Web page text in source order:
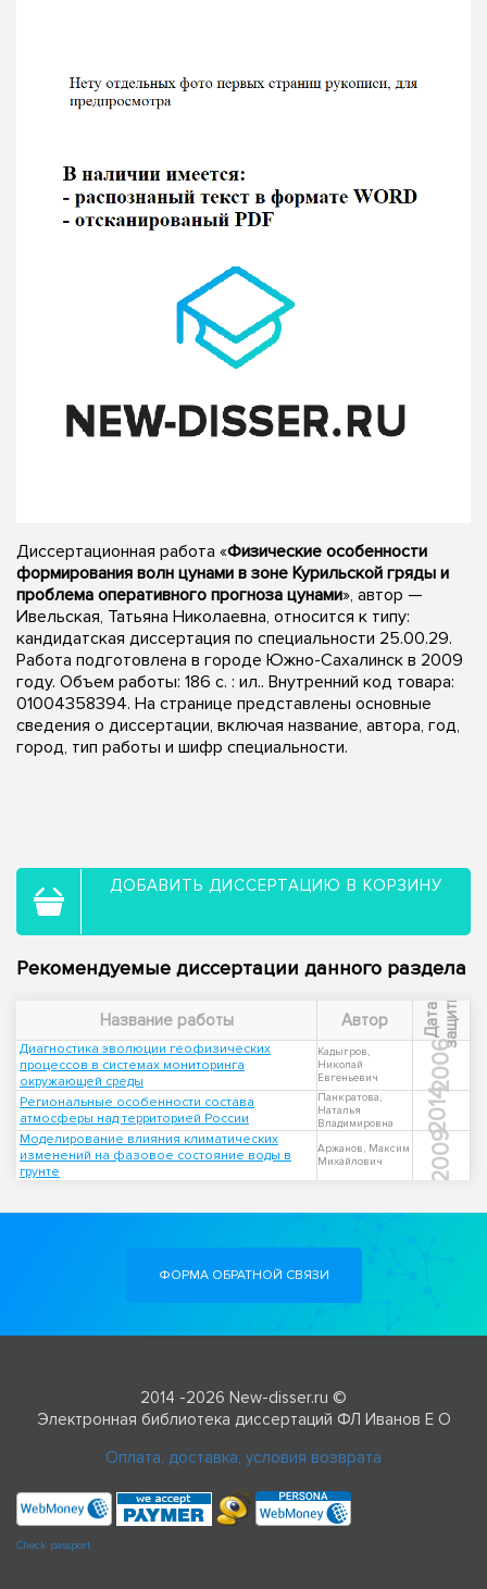
Диссертационная работа «Физические особенности
формирования волн цунами в зоне Курильской гряды и
проблема оперативного прогноза цунами», автор —
Ивельская, Татьяна Николаевна, относится к типу:
кандидатская диссертация по специальности 25.00.29.
Работа подготовлена в городе Южно-Сахалинск в 2009
году. Объем работы: 186 с. : ил.. Внутренний код товара:
01004358394. На странице представлены основные
сведения о диссертации, включая название, автора, год,
город, тип работы и шифр специальности.
ДОБАВИТЬ ДИССЕРТАЦИЮ В КОРЗИНУ
Рекомендуемые диссертации данного раздела
Название работы Автор Д
а
т
а
з
а
щ
и
т ы
Диагностика эволюции геофизических
процессов в системах мониторинга
окружающей среды
Кадыгров,
Николай
Евгеньевич
2006
Региональные особенности состава
атмосферы над территорией России
Панкратова,
Наталья
Владимировна
2014
Моделирование влияния климатических
изменений на фазовое состояние воды в
грунте
Аржанов, Максим
Михайлович
2009
ФОРМА ОБРАТНОЙ СВЯЗИ
2014 -2026 New-disser.ru ©
Электронная библиотека диссертаций ФЛ Иванов Е О
Оплата, доставка, условия возврата
Check passport